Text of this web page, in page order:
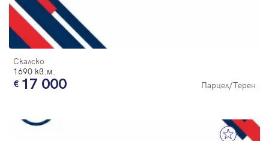
Скалско
1690 кв.м.
17 000 Парцел/Терен